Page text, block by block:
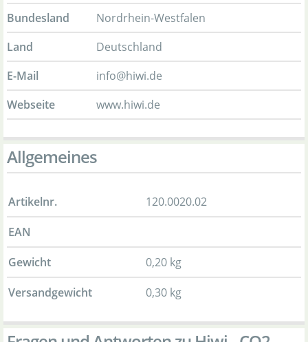
Bundesland
Nordrhein-Westfalen
Land
Deutschland
E-Mail
info@hiwi.de
Webseite
www.hiwi.de
Allgemeines
Artikelnr.
120.0020.02
EAN
Gewicht
0,20 kg
Versandgewicht
0,30 kg